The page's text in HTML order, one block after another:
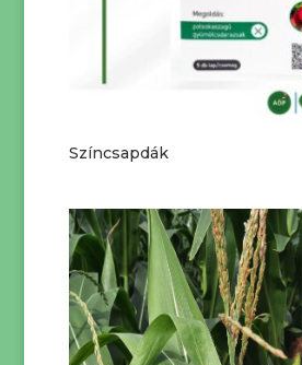
Színcsapdák